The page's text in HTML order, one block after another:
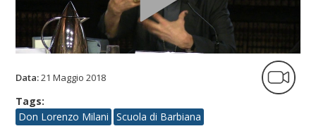
Data:21 Maggio 2018
Tags:
Don Lorenzo Milani
Scuola di Barbiana